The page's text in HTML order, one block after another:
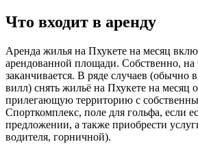
Что входит в аренду
Аренда жилья на Пхукете на месяц
арендованной площади. Собственно, на
заканчивается. В ряде случаев (обычно
вилл) снять жильё на Пхукете на месяц
прилегающую территорию с
Спорткомплекс, поле для гольфа, если
предложении, а также приобрести
водителя, горничной).